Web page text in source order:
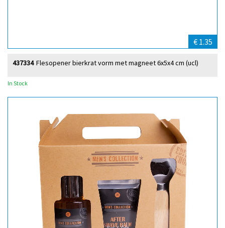
€ 1.35
Flesopener bierkrat vorm met magneet 6x5x4 cm (ucl)
437334
In Stock